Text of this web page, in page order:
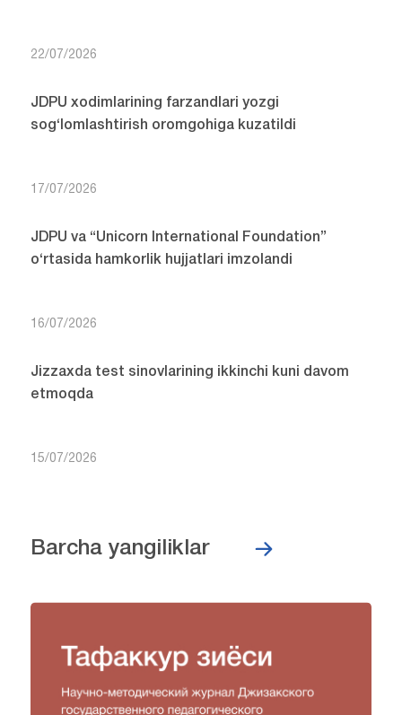
22/07/2026
JDPU xodimlarining farzandlari yozgi
sog‘lomlashtirish oromgohiga kuzatildi
17/07/2026
JDPU va “Unicorn International Foundation”
o‘rtasida hamkorlik hujjatlari imzolandi
16/07/2026
Jizzaxda test sinovlarining ikkinchi kuni davom
etmoqda
15/07/2026
Barcha yangiliklar